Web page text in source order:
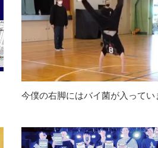
今僕の右脚にはバイ菌が入ってい